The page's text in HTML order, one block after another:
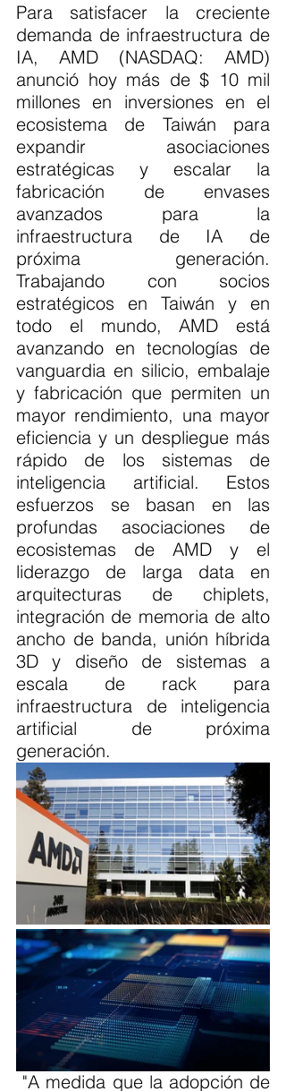
Para satisfacer la creciente
demanda de infraestructura de
IA, AMD (NASDAQ: AMD)
anunció hoy más de $ 10 mil
millones en inversiones en el
ecosistema de Taiwán para
expandir asociaciones
estratégicas y escalar la
fabricación de envases
avanzados para la
infraestructura de IA de
próxima generación.
Trabajando con socios
estratégicos en Taiwán y en
todo el mundo, AMD está
avanzando en tecnologías de
vanguardia en silicio, embalaje
y fabricación que permiten un
mayor rendimiento, una mayor
eficiencia y un despliegue más
rápido de los sistemas de
inteligencia artificial. Estos
esfuerzos se basan en las
profundas asociaciones de
ecosistemas de AMD y el
liderazgo de larga data en
arquitecturas de chiplets,
integración de memoria de alto
ancho de banda, unión híbrida
3D y diseño de sistemas a
escala de rack para
infraestructura de inteligencia
artificial de próxima
generación.